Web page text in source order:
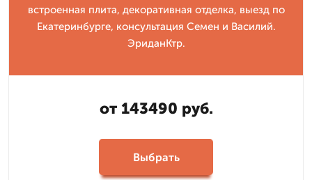
встроенная плита, декоративная отделка, выезд по
Екатеринбурге, консультация Семен и Василий.
ЭриданКтр.
от 143490 руб.
Выбрать